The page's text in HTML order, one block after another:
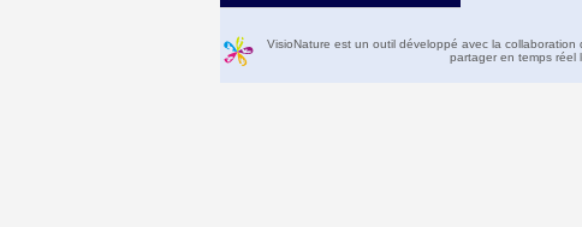
VisioNature est un outil développé avec la
partager en temps réel